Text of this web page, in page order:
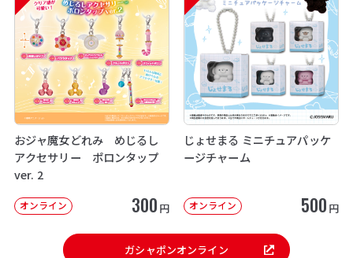
おジャ魔女どれみ めじるし
アクセサリー ポロンタップ
ver. 2
オンライン 300 円
じょせまる ミニチュアパッケ
ージチャーム
オンライン 500 円
ガシャポンオンライン